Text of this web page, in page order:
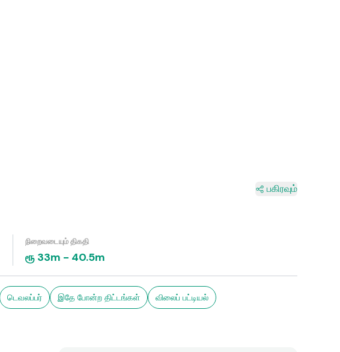
பகிரவும்
நிறைவடையும் திகதி
ரூ 33m - 40.5m
டெவலப்பர் இதே போன்ற திட்டங்கள் விலைப் பட்டியல்